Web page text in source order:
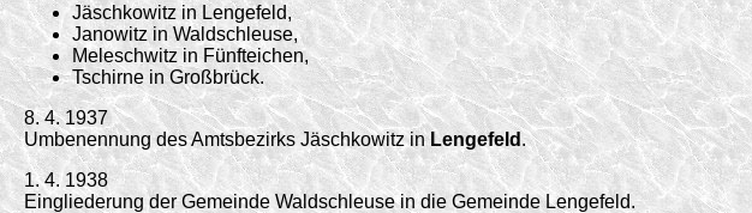
Jäschkowitz in Lengefeld,
Janowitz in Waldschleuse,
Meleschwitz in Fünfteichen,
Tschirne in Großbrück.
8. 4. 1937
Umbenennung des Amtsbezirks Jäschkowitz inLengefeld .
1. 4. 1938
Eingliederung der Gemeinde Waldschleuse in die Gemeinde Lengefeld.